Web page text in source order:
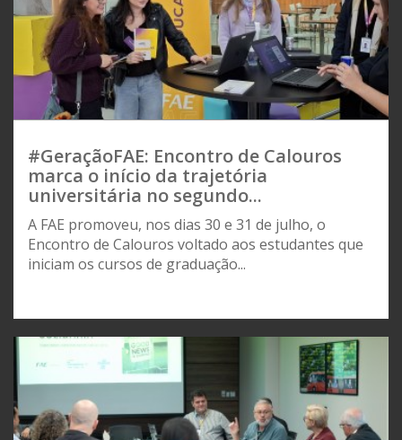
#GeraçãoFAE: Encontro de Calouros
marca o início da trajetória
universitária no segundo...
A FAE promoveu, nos dias 30 e 31 de julho, o
Encontro de Calouros voltado aos estudantes que
iniciam os cursos de graduação...